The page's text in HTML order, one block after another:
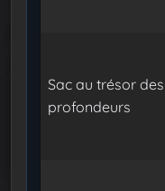
Sac au trésor des
profondeurs